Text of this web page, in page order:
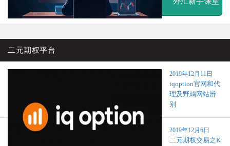
二元期权平台
2019年12月11日
iqoption官网和代
理及野鸡网站辨
别
2019年12月6日
二元期权交易之K